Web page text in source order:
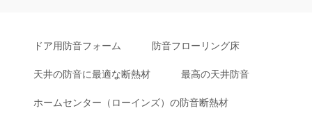
ドア用防音フォーム 防音フローリング床
天井の防音に最適な断熱材 最高の天井防音
ホームセンター（ローインズ）の防音断熱材